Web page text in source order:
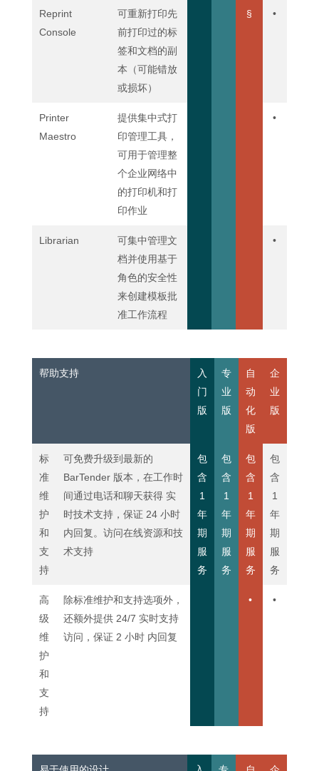
Reprint
Console
可重新打印先
前打印过的标
签和文档的副
本（可能错放
或损坏）
§ •
Printer
Maestro
提供集中式打
印管理工具，
可用于管理整
个企业网络中
的打印机和打
印作业
•
Librarian
可集中管理文
档并使用基于
角色的安全性
来创建模板批
准工作流程
•
帮助支持
入
门
版
专
业
版
自
动
化
版
企
业
版
标
准
维
护
和
支
持
可免费升级到最新的
BarTender 版本，在工作时
间通过电话和聊天获得 实
时技术支持，保证 24 小时
内回复。访问在线资源和技
术支持
包
含
1
年
期
服
务
包
含
1
年
期
服
务
包
含
1
年
期
服
务
包
含
1
年
期
服
务
高
级
维
护
和
支
持
除标准维护和支持选项外，
还额外提供 24/7 实时支持
访问，保证 2 小时 内回复
• •